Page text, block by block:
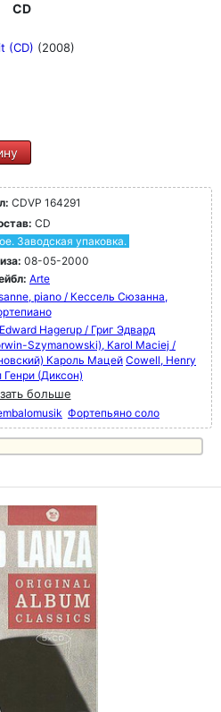
CD
(CD) (2008)
CDVP 164291
CD
Заводская упаковка.
08-05-2000
Arte
piano / Кессель Сюзанна,
Hagerup / Григ Эдвард
Szymanowski), Karol Maciej /
Кароль Мацей Cowell, Henry
Генри (Диксон)
больше
Фортепьяно соло